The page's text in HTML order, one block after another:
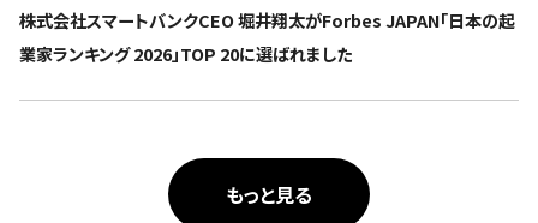
株式会社スマートバンクCEO 堀井翔太がForbes JAPAN「日本の起
業家ランキング 2026」TOP 20に選ばれました
もっと見る